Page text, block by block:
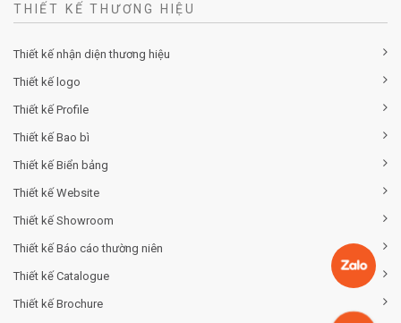
THIẾT KẾ THƯƠNG HIỆU
Thiết kế nhận diện thương hiệu
Thiết kế logo
Thiết kế Profile
Thiết kế Bao bì
Thiết kế Biển bảng
Thiết kế Website
Thiết kế Showroom
Thiết kế Báo cáo thường niên
Thiết kế Catalogue
Thiết kế Brochure